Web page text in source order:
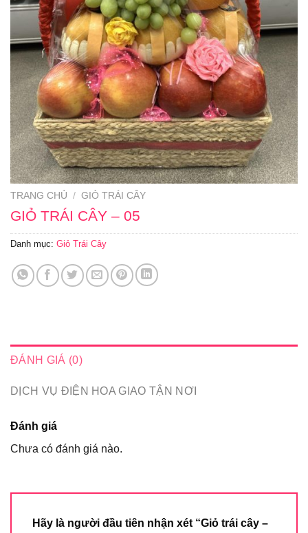
TRANG CHỦ / GIỎ TRÁI CÂY
GIỎ TRÁI CÂY – 05
Danh mục: Giỏ Trái Cây
ĐÁNH GIÁ (0)
DỊCH VỤ ĐIỆN HOA GIAO TẬN NƠI
Đánh giá
Chưa có đánh giá nào.
Hãy là người đầu tiên nhận xét “Giỏ trái cây –